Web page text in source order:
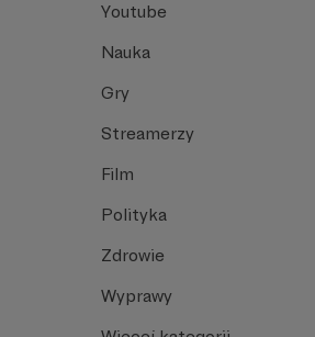
Youtube
Nauka
Gry
Streamerzy
Film
Polityka
Zdrowie
Wyprawy